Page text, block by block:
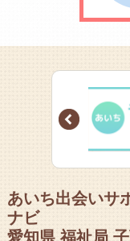
Prev
あいち出会いサ
ナビ
愛知県 福祉局